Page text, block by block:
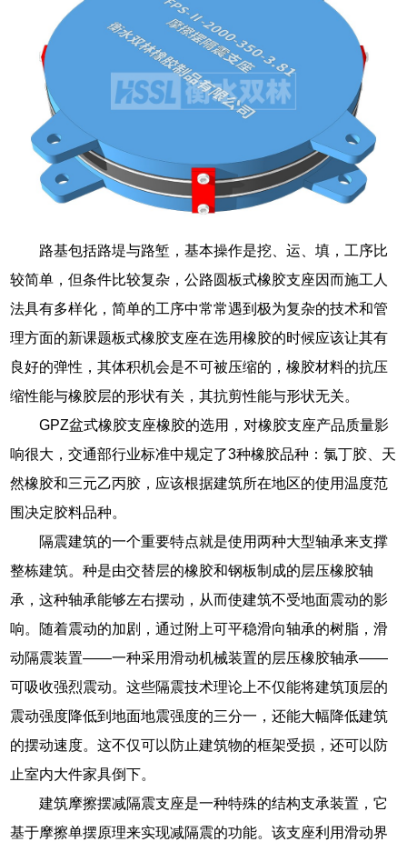
路基包括路堤与路堑，基本操作是挖、运、填，工序比
较简单，但条件比较复杂，公路圆板式橡胶支座因而施工人
法具有多样化，简单的工序中常常遇到极为复杂的技术和管
理方面的新课题板式橡胶支座在选用橡胶的时候应该让其有
良好的弹性，其体积机会是不可被压缩的，橡胶材料的抗压
缩性能与橡胶层的形状有关，其抗剪性能与形状无关。
GPZ盆式橡胶支座橡胶的选用，对橡胶支座产品质量影
响很大，交通部行业标准中规定了3种橡胶品种：氯丁胶、天
然橡胶和三元乙丙胶，应该根据建筑所在地区的使用温度范
围决定胶料品种。
隔震建筑的一个重要特点就是使用两种大型轴承来支撑
整栋建筑。种是由交替层的橡胶和钢板制成的层压橡胶轴
承，这种轴承能够左右摆动，从而使建筑不受地面震动的影
响。随着震动的加剧，通过附上可平稳滑向轴承的树脂，滑
动隔震装置——一种采用滑动机械装置的层压橡胶轴承——
可吸收强烈震动。这些隔震技术理论上不仅能将建筑顶层的
震动强度降低到地面地震强度的三分一，还能大幅降低建筑
的摆动速度。这不仅可以防止建筑物的框架受损，还可以防
止室内大件家具倒下。
建筑摩擦摆减隔震支座是一种特殊的结构支承装置，它
基于摩擦单摆原理来实现减隔震的功能。该支座利用滑动界